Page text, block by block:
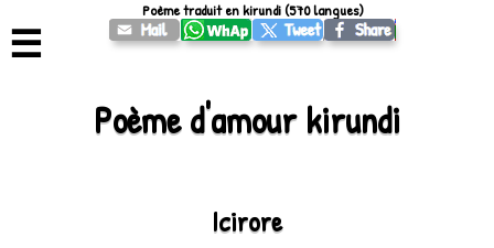
☰
Poème d'amour kirundi
Icirore
Poème traduit en kirundi (570 langues)